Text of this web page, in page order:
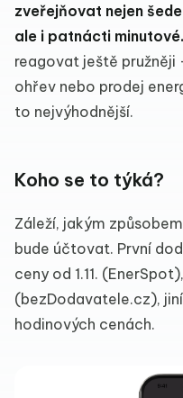
zveřejňovat nejen
ale i patnácti minutové.
reagovat ještě pružněji
ohřev nebo prodej
to nejvýhodnější.
Koho se to týká?
Záleží, jakým
bude účtovat. První
ceny od 1.11.
(bezDodavatele.cz),
hodinových cenách.